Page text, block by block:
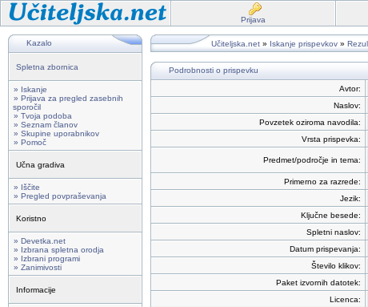
Prijava
Kazalo
Spletna zbornica
» Iskanje
» Prijava za pregled zasebnih
sporočil
» Tvoja podoba
» Seznam članov
» Skupine uporabnikov
» Pomoč
Učna gradiva
» Iščite
» Pregled povpraševanja
Koristno
» Devetka.net
» Izbrana spletna orodja
» Izbrani programi
» Zanimivosti
Informacije
Učiteljska.net » Iskanje prispevkov »
Podrobnosti o prispevku
Avtor:
Naslov:
Povzetek oziroma navodila:
Vrsta prispevka:
Predmet/področje in tema:
Primerno za razrede:
Jezik:
Ključne besede:
Spletni naslov:
Datum prispevanja:
Število klikov:
Paket izvornih datotek:
Licenca: